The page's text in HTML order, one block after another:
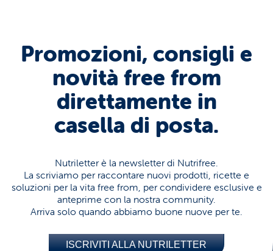
Promozioni, consigli e
novità free from
direttamente in
casella di posta.
Nutriletter è la newsletter di Nutrifree.
La scriviamo per raccontare nuovi prodotti, ricette e
soluzioni per la vita free from, per condividere esclusive e
anteprime con la nostra community.
Arriva solo quando abbiamo buone nuove per te.
ISCRIVITI ALLA NUTRILETTER